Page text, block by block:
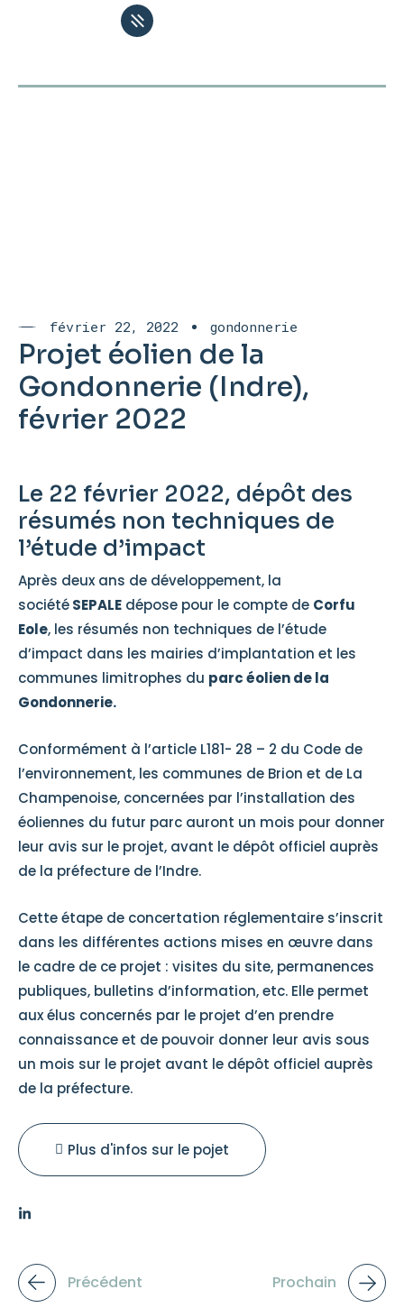
février 22, 2022 gondonnerie
Projet éolien de la
Gondonnerie (Indre),
février 2022
Après deux ans de développement, la
sociétéSEPALE dépose pour le compte de Corfu
Eole, les résumés non techniques de l’étude
d’impact dans les mairies d’implantation et les
communes limitrophes du parc éolien de la
Gondonnerie.
Conformément à l’article L181- 28 – 2 du Code de
l’environnement, les communes de Brion et de La
Champenoise, concernées par l’installation des
éoliennes du futur parc auront un mois pour donner
leur avis sur le projet, avant le dépôt officiel auprès
de la préfecture de l’Indre.
Cette étape de concertation réglementaire s’inscrit
dans les différentes actions mises en œuvre dans
le cadre de ce projet : visites du site, permanences
publiques, bulletins d’information, etc. Elle permet
aux élus concernés par le projet d’en prendre
connaissance et de pouvoir donner leur avis sous
un mois sur le projet avant le dépôt officiel auprès
de la préfecture.
Plus d'infos sur le pojet
Le 22 février 2022, dépôt des
résumés non techniques de
l’étude d’impact
Précédent Prochain